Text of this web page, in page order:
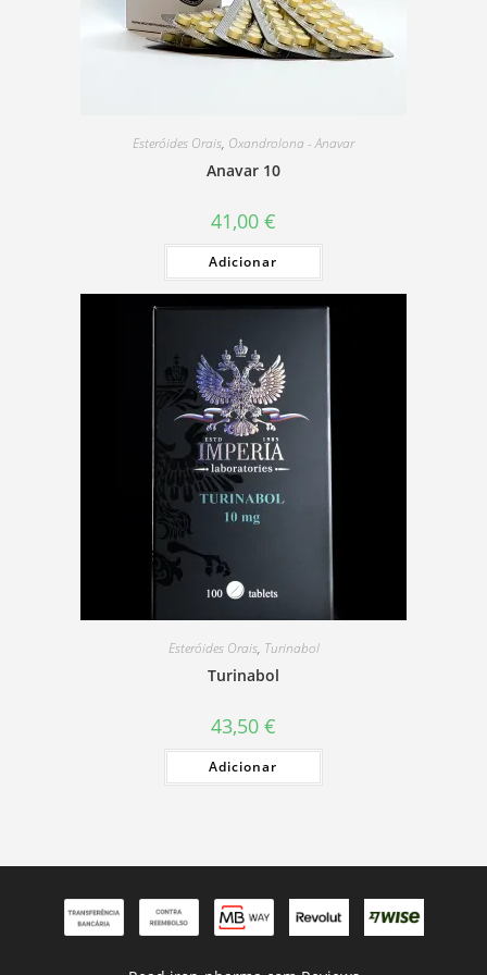
Esteróides Orais, Oxandrolona - Anavar
Anavar 10
41,00 €
Adicionar
Esteróides Orais, Turinabol
Turinabol
43,50 €
Adicionar